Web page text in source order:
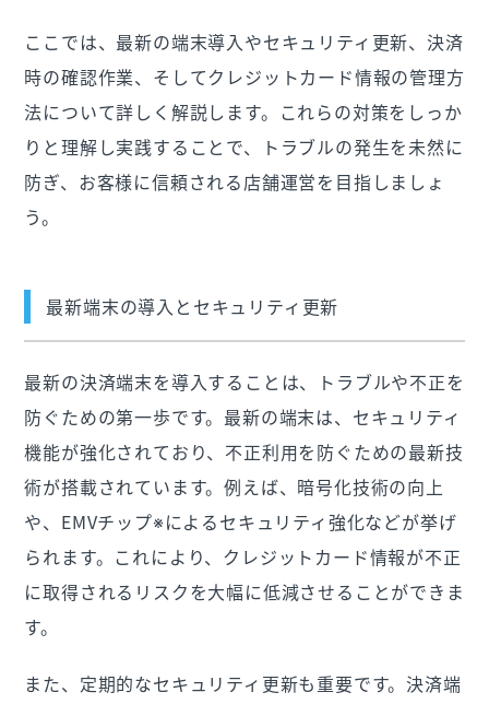
ここでは、最新の端末導入やセキュリティ更新、決済
時の確認作業、そしてクレジットカード情報の管理方
法について詳しく解説します。これらの対策をしっか
りと理解し実践することで、トラブルの発生を未然に
防ぎ、お客様に信頼される店舗運営を目指しましょ
う。
最新端末の導入とセキュリティ更新
最新の決済端末を導入することは、トラブルや不正を
防ぐための第一歩です。最新の端末は、セキュリティ
機能が強化されており、不正利用を防ぐための最新技
術が搭載されています。例えば、暗号化技術の向上
や、EMVチップ※によるセキュリティ強化などが挙げ
られます。これにより、クレジットカード情報が不正
に取得されるリスクを大幅に低減させることができま
す。
また、定期的なセキュリティ更新も重要です。決済端